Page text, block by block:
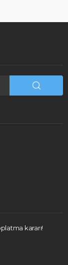
kararı!